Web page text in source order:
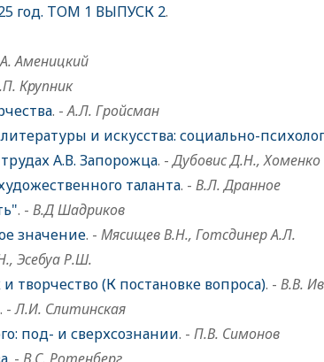
год. ТОМ 1 ВЫПУСК 2.
Аменицкий
Крупник
. -А.Л. Гройсман
и искусства: социально-
А.В. Запорожца. -Дубовис Д.Н., Хоменко
таланта. - В.Л. Дранное
. - В.Д Шадриков
значение. - Мясищев В.Н., Готсдинер А.Л.
Эсебуа Р.Ш.
творчество (К постановке вопроса). - В.В.
. -Л.И. Слитинская
под- и сверхсознании. - П.В. Симонов